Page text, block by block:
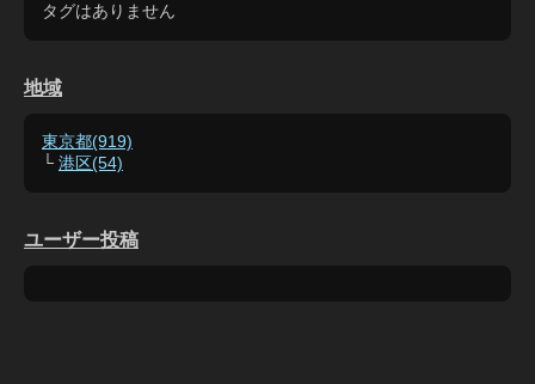
タグはありません
地域
東京都(919)
└ 港区(54)
ユーザー投稿